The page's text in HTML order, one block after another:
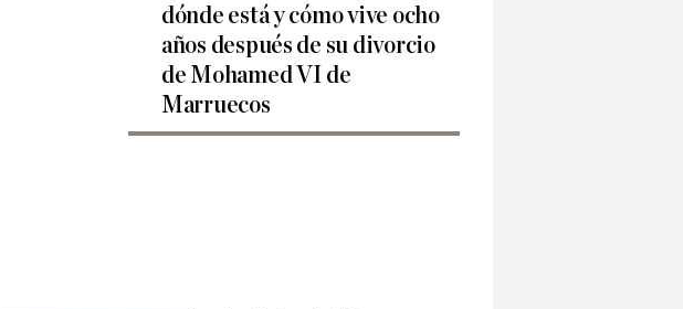
dónde está y cómo vive ocho
años después de su divorcio
de Mohamed VI de
Marruecos